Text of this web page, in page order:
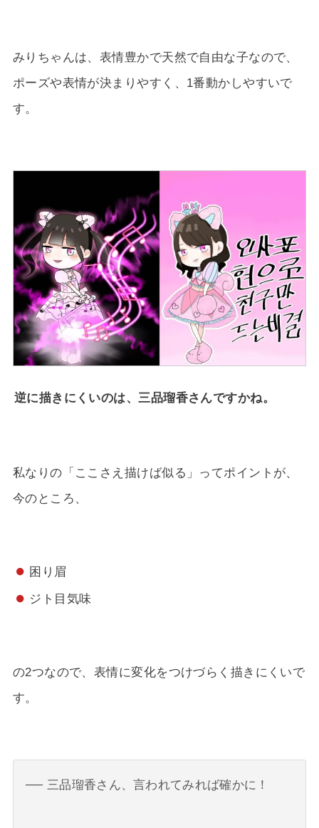
みりちゃんは、表情豊かで天然で自由な子なので、
ポーズや表情が決まりやすく、1番動かしやすいで
す。
逆に描きにくいのは、三品瑠香さんですかね。
私なりの「ここさえ描けば似る」ってポイントが、
今のところ、
困り眉
ジト目気味
の2つなので、表情に変化をつけづらく描きにくいで
す。
三品瑠香さん、言われてみれば確かに！